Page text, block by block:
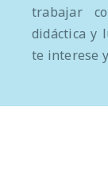
trabajar
didáctica y
te interese